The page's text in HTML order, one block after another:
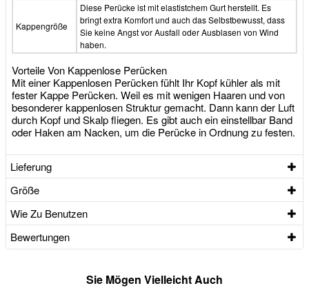
Kappengröße
Diese Perücke ist mit elastistchem Gurt herstellt. Es
bringt extra Komfort und auch das Selbstbewusst, dass
Sie keine Angst vor Ausfall oder Ausblasen von Wind
haben.
Vorteile Von Kappenlose Perücken
Mit einer Kappenlosen Perücken fühlt Ihr Kopf kühler als mit
fester Kappe Perücken. Weil es mit wenigen Haaren und von
besonderer kappenlosen Struktur gemacht. Dann kann der Luft
durch Kopf und Skalp fliegen. Es gibt auch ein einstellbar Band
oder Haken am Nacken, um die Perücke in Ordnung zu festen.
Lieferung
Größe
Wie Zu Benutzen
Bewertungen
Sie Mögen Vielleicht Auch